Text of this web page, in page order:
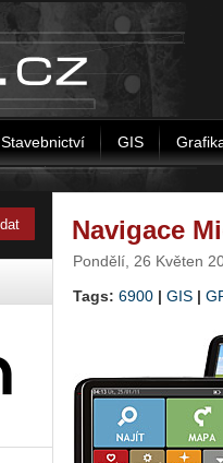
Stavebnictví GIS
Navigace
Pondělí, 26 Květen
Tags: 6900 | GIS |